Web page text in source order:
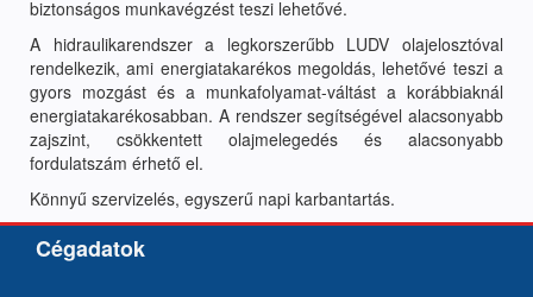
biztonságos munkavégzést teszi lehetővé.
A hidraulikarendszer a legkorszerűbb LUDV olajelosztóval
rendelkezik, ami energiatakarékos megoldás, lehetővé teszi a
gyors mozgást és a munkafolyamat-váltást a korábbiaknál
energiatakarékosabban. A rendszer segítségével alacsonyabb
zajszint, csökkentett olajmelegedés és alacsonyabb
fordulatszám érhető el.
Könnyű szervizelés, egyszerű napi karbantartás.
Cégadatok